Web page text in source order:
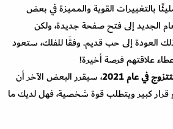
بالتغييرات القوية والمميزة في بعض
الجديد إلى فتح صفحة جديدة، ولكن
العودة إلى حب قديم. وفقًا للفلك، ستعود
في عام 2021
، سيقرر البعض الآخر أن
كبير ويتطلب قوة شخصية، فهل لديك ما